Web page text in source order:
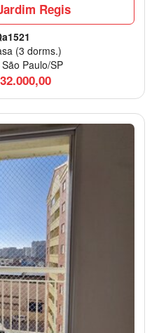
Regis
(3 dorms.)
São Paulo/SP